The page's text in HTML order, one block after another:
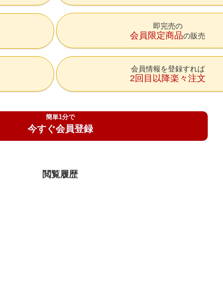
即完売の
会員限定商品の販売
会員情報を登録すれば
2回目以降楽々注文
簡単1分で
今すぐ会員登録
閲覧履歴